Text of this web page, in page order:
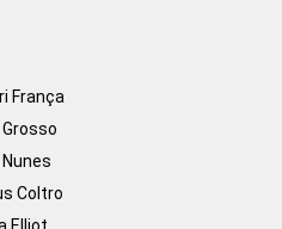
França
Coltro